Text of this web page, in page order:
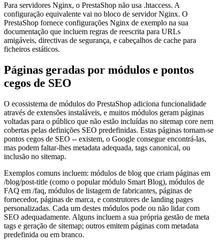
Para servidores Nginx, o PrestaShop não usa .htaccess. A
configuração equivalente vai no bloco de servidor Nginx. O
PrestaShop fornece configurações Nginx de exemplo na sua
documentação que incluem regras de reescrita para URLs
amigáveis, directivas de segurança, e cabeçalhos de cache para
ficheiros estáticos.
Páginas geradas por módulos e pontos
cegos de SEO
O ecossistema de módulos do PrestaShop adiciona funcionalidade
através de extensões instaláveis, e muitos módulos geram páginas
voltadas para o público que não estão incluídas no sitemap core nem
cobertas pelas definições SEO predefinidas. Estas páginas tornam-se
pontos cegos de SEO -- existem, o Google consegue encontrá-las,
mas podem faltar-lhes metadata adequada, tags canonical, ou
inclusão no sitemap.
Exemplos comuns incluem: módulos de blog que criam páginas em
/blog/post-title (como o popular módulo Smart Blog), módulos de
FAQ em /faq, módulos de listagem de fabricantes, páginas de
fornecedor, páginas de marca, e construtores de landing pages
personalizadas. Cada um destes módulos pode ou não lidar com
SEO adequadamente. Alguns incluem a sua própria gestão de meta
tags e geração de sitemap; outros emitem páginas com metadata
predefinida ou em branco.